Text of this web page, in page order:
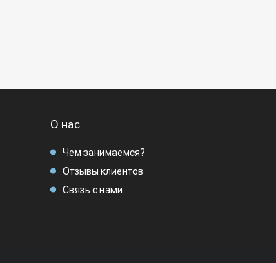
О нас
Чем занимаемся?
Отзывы клиентов
Связь с нами